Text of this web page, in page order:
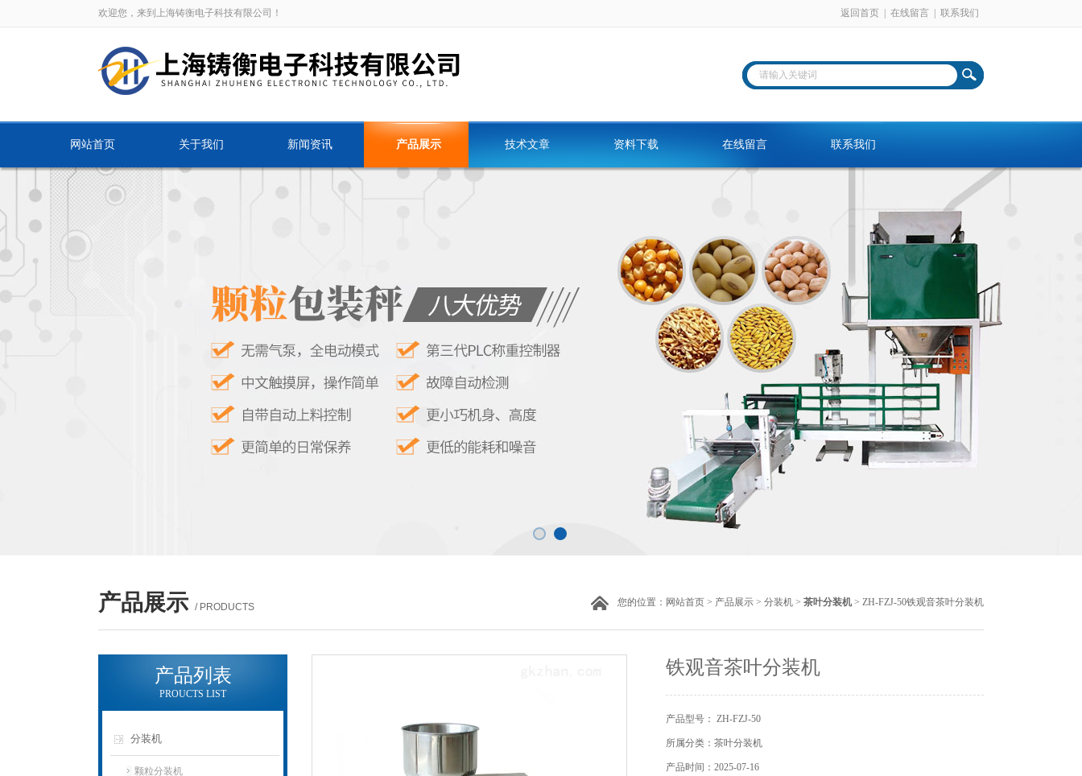
欢迎您，来到上海铸衡电子科技有限公司！ 返回首页 在线留言 联系我们
网站首页 关于我们 新闻资讯 产品展示 技术文章 资料下载 在线留言 联系我们
产品展示 / PRODUCTS 您的位置： 网站首页 > 产品展示 > 分装机 > 茶叶分装机 > ZH-FZJ-50铁观音茶叶分装机
产品列表
PROUCTS LIST
分装机
颗粒分装机
铁观音茶叶分装机
产品型号： ZH-FZJ-50
所属分类：茶叶分装机
产品时间：2025-07-16